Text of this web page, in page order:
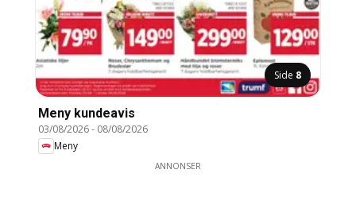
Side 8
Meny kundeavis
03/08/2026- 08/08/2026
Meny
ANNONSER